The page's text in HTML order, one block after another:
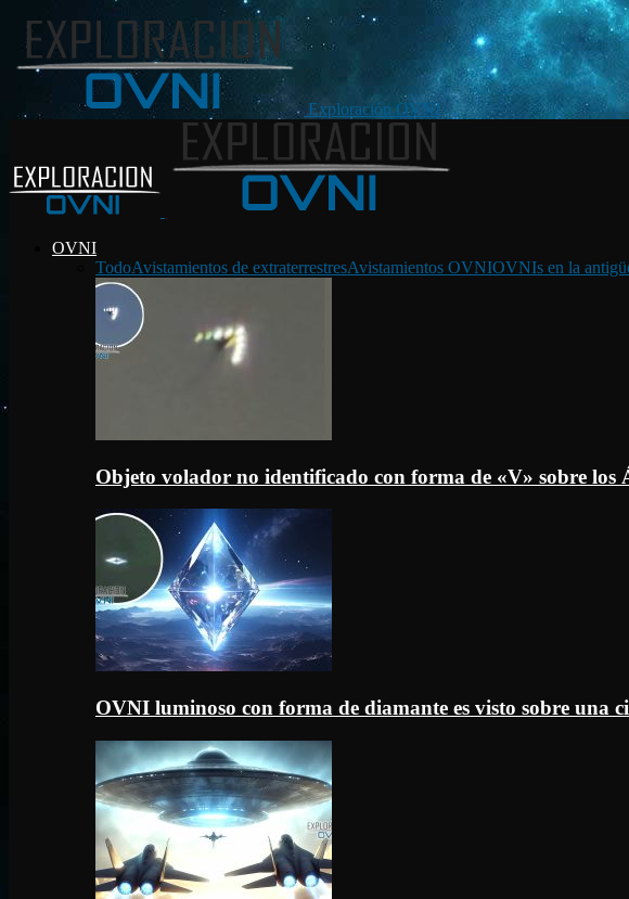
Exploración OVNI
OVNI
TodoAvistamientos de extraterrestresAvistamientos OVNIOVNIs en la
Objeto volador no identificado con forma de «V» sobre los
OVNI luminoso con forma de diamante es visto sobre una